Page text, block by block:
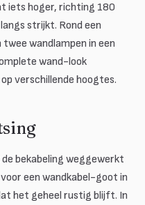
iets hoger, richting 180
strijkt. Rond een
wandlampen in een
wand-look
verschillende hoogtes.
bekabeling weggewerkt
een wandkabel-goot in
het geheel rustig blijft. In